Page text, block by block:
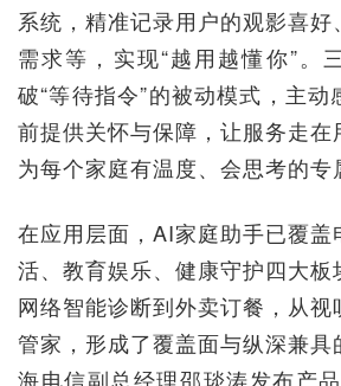
系统，精准记录用户的观影喜
需求等，实现“越用越懂你”。
破“等待指令”的被动模式，主
前提供关怀与保障，让服务走
为每个家庭有温度、会思考的专
在应用层面，AI家庭助手已覆盖
活、教育娱乐、健康守护四大板
网络智能诊断到外卖订餐，从
管家，形成了覆盖面与纵深兼具
海电信副总经理邵琰涛发布产